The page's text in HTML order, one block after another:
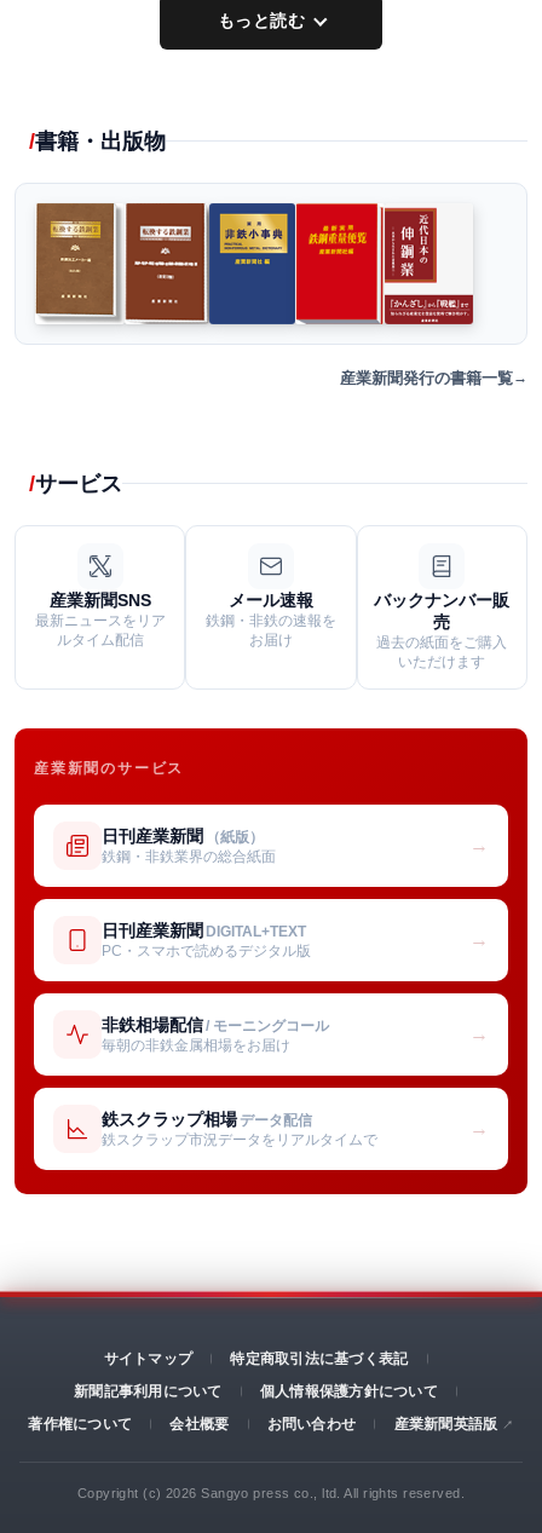
もっと読む
書籍・出版物
産業新聞発行の書籍一覧
サービス
産業新聞SNS
最新ニュースをリア
ルタイム配信
メール速報
鉄鋼・非鉄の速報を
お届け
バックナンバー販
売
過去の紙面をご購入
いただけます
産業新聞のサービス
日刊産業新聞 （紙版）
鉄鋼・非鉄業界の総合紙面
→
日刊産業新聞 DIGITAL+TEXT
PC・スマホで読めるデジタル版
→
非鉄相場配信/ モーニングコール
毎朝の非鉄金属相場をお届け
→
鉄スクラップ相場 データ配信
鉄スクラップ市況データをリアルタイムで
→
サイトマップ
特定商取引法に基づく表記
新聞記事利用について
個人情報保護方針について
著作権について
会社概要 お問い合わせ 産業新聞英語版
Copyright (c) 2026 Sangyo press co., ltd. All rights reserved.